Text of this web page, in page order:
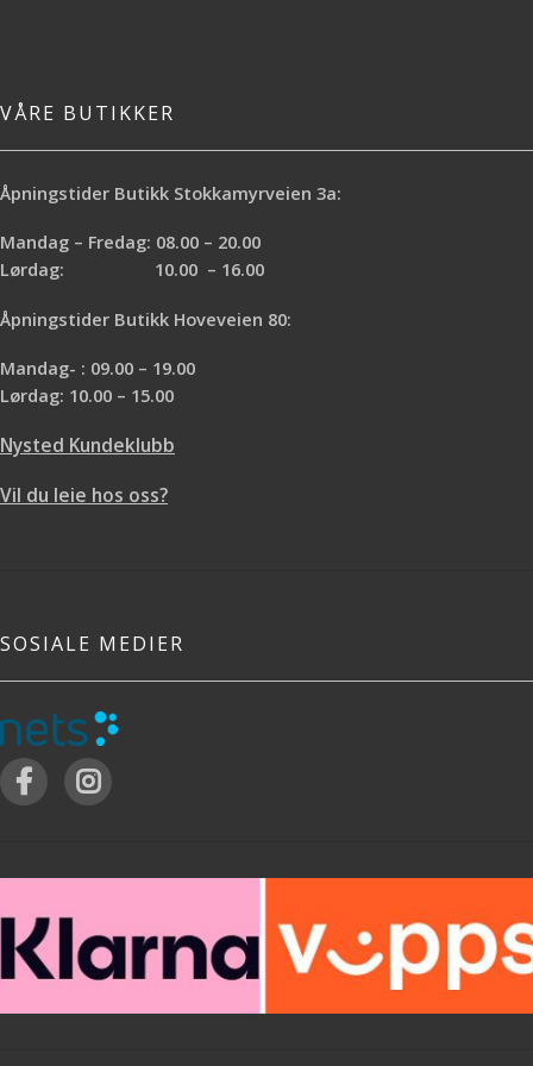
VÅRE BUTIKKER
Åpningstider Butikk Stokkamyrveien 3a:
Mandag – Fredag: 08.00 – 20.00
Lørdag: 10.00 – 16.00
Åpningstider Butikk Hoveveien 80:
Mandag- : 09.00 – 19.00
Lørdag: 10.00 – 15.00
Nysted Kundeklubb
Vil du leie hos oss?
SOSIALE MEDIER